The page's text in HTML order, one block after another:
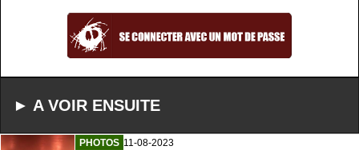
► A VOIR ENSUITE
PHOTOS 11-08-2023